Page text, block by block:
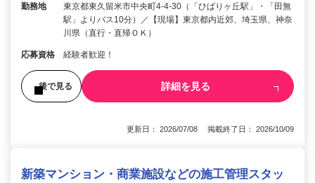
勤務地
東京都東久留米市中央町4-4-30（「ひばりヶ丘駅」・「田無
駅」よりバス10分）／【現場】東京都内近郊、埼玉県、神奈
川県（直行・直帰ＯＫ）
応募資格 経験者歓迎！
後で見る 詳細を見る
更新日： 2026/07/08 掲載終了日： 2026/10/09
新築マンション・商業施設などの施工管理スタッ